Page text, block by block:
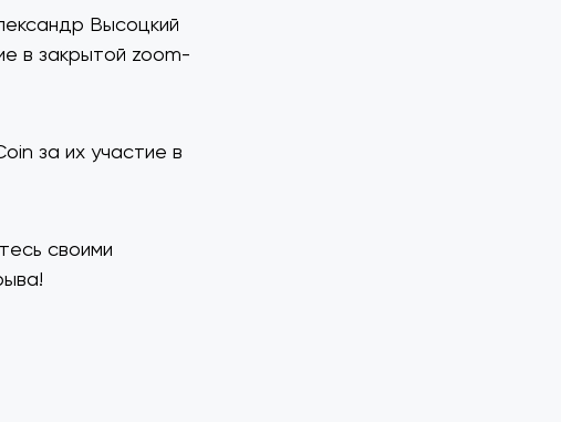
Высоцкий
в закрытой zoom-
за их участие в
своими